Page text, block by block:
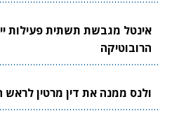
אינטל מגבשת תשתית פעילות
הרובוטיקה
ולנס ממנה את דין מרטין